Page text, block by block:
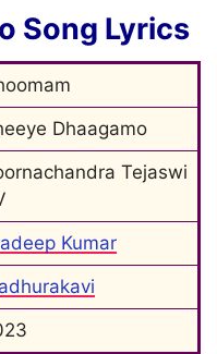
Song Lyrics
Dhaagamo
Tejaswi
Kumar